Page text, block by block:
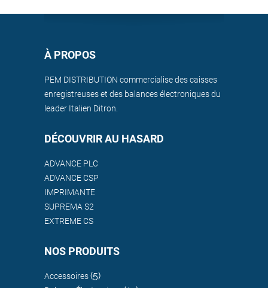
À PROPOS
PEM DISTRIBUTION commercialise des caisses
enregistreuses et des balances électroniques du
leader Italien Ditron.
DÉCOUVRIR AU HASARD
ADVANCE PLC
ADVANCE CSP
IMPRIMANTE
SUPREMA S2
EXTREME CS
NOS PRODUITS
Accessoires(5)